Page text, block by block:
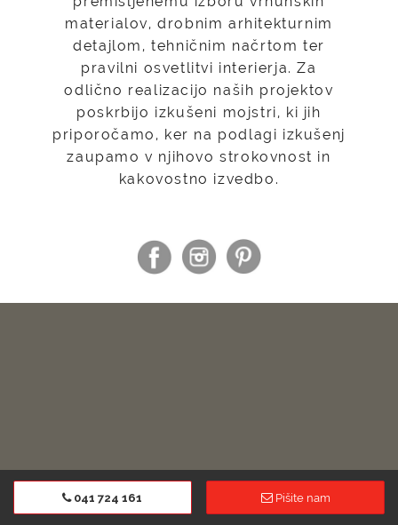
materialov, drobnim arhitekturnim
detajlom, tehničnim načrtom ter
pravilni osvetlitvi interierja. Za
odlično realizacijo naših projektov
poskrbijo izkušeni mojstri, ki jih
priporočamo, ker na podlagi izkušenj
zaupamo v njihovo strokovnost in
kakovostno izvedbo.
SANJATE O PRIJETNEM, TOPLEM IN UDOBNEM
DOMU?
041 724 161 Pišite nam